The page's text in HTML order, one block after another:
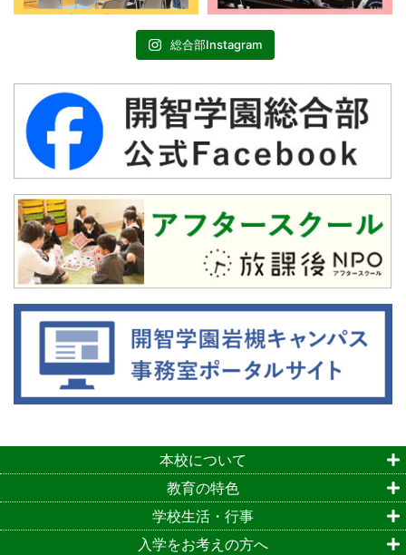
総合部Instagram
本校について
教育の特色
学校生活・行事
入学をお考えの方へ